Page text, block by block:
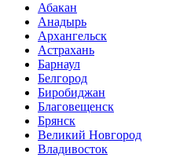
Абакан
Анадырь
Архангельск
Астрахань
Барнаул
Белгород
Биробиджан
Благовещенск
Брянск
Великий Новгород
Владивосток